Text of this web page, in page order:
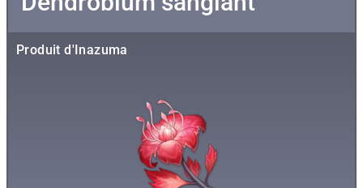
Produit d'Inazuma